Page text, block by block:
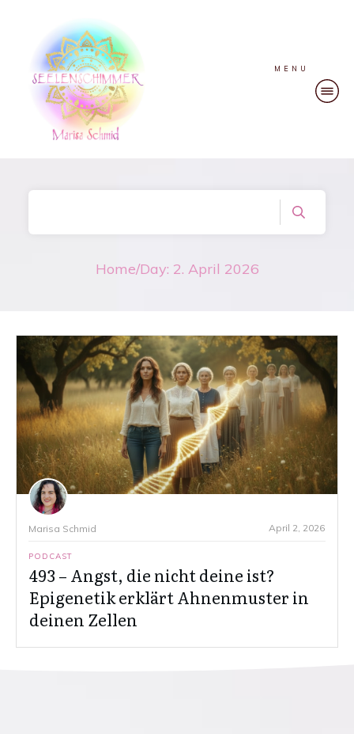
MENU
Home/Day: 2. April 2026
Marisa Schmid April 2, 2026
PODCAST
493 – Angst, die nicht deine ist?
Epigenetik erklärt Ahnenmuster in
deinen Zellen